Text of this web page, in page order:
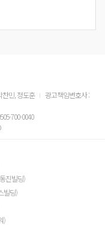
찬민, 정도훈
광고책임변호사 :
700-0040
진빌딩)
빌딩)
)